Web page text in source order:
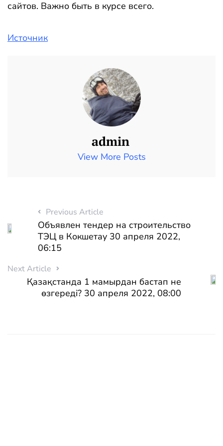
сайтов. Важно быть в курсе всего.
Источник
admin
View More Posts
Previous Article
Объявлен тендер на строительство
ТЭЦ в Кокшетау 30 апреля 2022,
06:15
Next Article
Қазақстанда 1 мамырдан бастап не
өзгереді? 30 апреля 2022, 08:00